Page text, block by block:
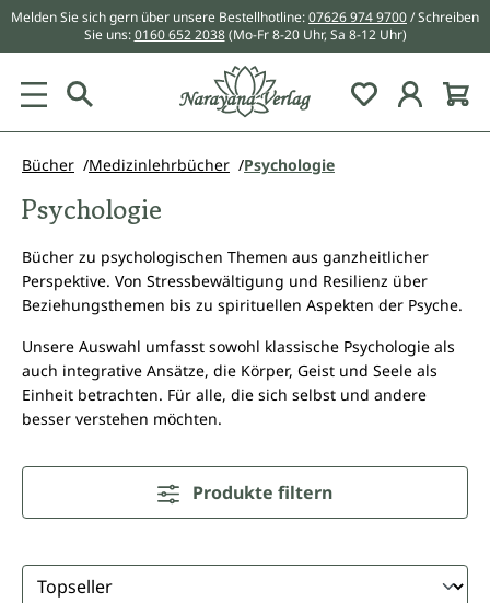
springen
Melden Sie sich gern über unsere Bestellhotline:07626 974 9700/ Schreiben
Sie uns:0160 652 2038 (Mo-Fr 8-20 Uhr, Sa 8-12 Uhr)
Du hast 0
Bücher Medizinlehrbücher Psychologie
Psychologie
Bücher zu psychologischen Themen aus ganzheitlicher
Perspektive. Von Stressbewältigung und Resilienz über
Beziehungsthemen bis zu spirituellen Aspekten der Psyche.
Unsere Auswahl umfasst sowohl klassische Psychologie als
auch integrative Ansätze, die Körper, Geist und Seele als
Einheit betrachten. Für alle, die sich selbst und andere
besser verstehen möchten.
Produkte filtern